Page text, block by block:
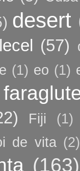
desert
(57)
(1) eo (1)
Fiji
(1)
de vita (2)
(163)